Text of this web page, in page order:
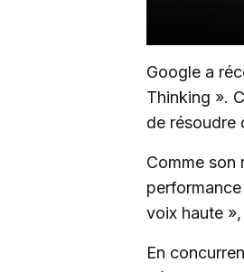
Google a
Thinking ».
de résoudre
Comme son
voix haute
En